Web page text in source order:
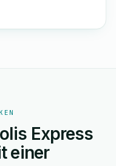
Express
einer